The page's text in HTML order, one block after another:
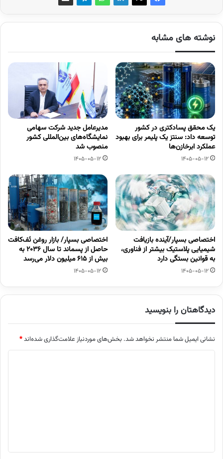
نوشته های مشابه
یک محقق پسادکتری در کشور
توسعه داد: سنتز یک پلیمر برای بهبود
عملکرد ابرخازن‌ها
1405-05-12
مدیرعامل جدید شرکت سهامی
نمایشگاه‌های بین‌المللی کشور
منصوب شد
1405-05-12
اختصاصی بسپار/آینده بازیافت
شیمیایی پلاستیک بیشتر از فناوری،
به قوانین بستگی دارد
1405-05-12
اختصاصی بسپار/ بازار روغن تَف‌کافت
حاصل از پسماند تا سال ۲۰۳۶ به
بیش از ۶۱۵ میلیون دلار می‌رسد
1405-05-12
دیدگاهتان را بنویسید
نشانی ایمیل شما منتشر نخواهد شد. بخش‌های موردنیاز علامت‌گذاری شده‌اند*